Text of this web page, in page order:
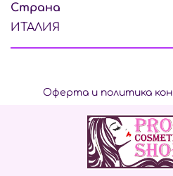
Страна
ИТАЛИЯ
Оферта и политика